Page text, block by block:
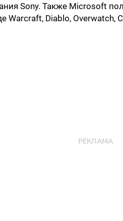
Sony. Также Microsoft
Warcraft, Diablo, Overwatch,